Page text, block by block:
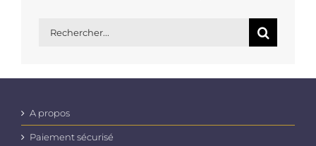
A propos
Paiement sécurisé